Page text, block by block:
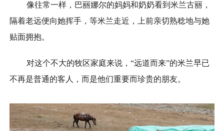
像往常一样，巴丽娜尔的妈妈和奶奶看到米兰古丽，
隔着老远便向她挥手，等米兰走近，上前亲切熟稔地与她
贴面拥抱。
对这个不大的牧区家庭来说，“远道而来”的米兰早已
不再是普通的客人，而是他们重要而珍贵的朋友。